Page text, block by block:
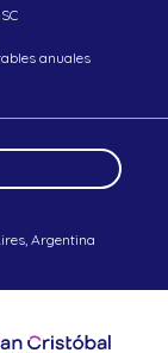
anuales
Argentina